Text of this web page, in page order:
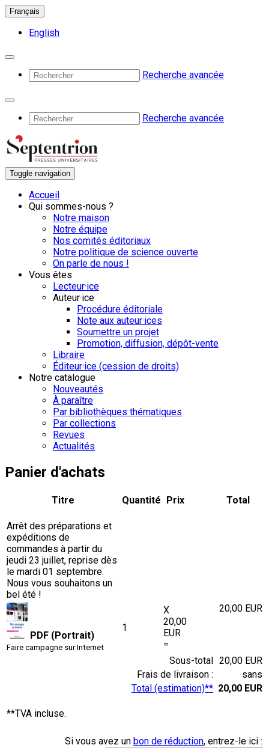
Français
English
Recherche avancée
Recherche avancée
Toggle navigation
Accueil
Qui sommes-nous ?
Notre maison
Notre équipe
Nos comités éditoriaux
Notre politique de science ouverte
On parle de nous !
Vous êtes
Lecteur·ice
Auteur·ice
Procédure éditoriale
Note aux auteur·ices
Soumettre un projet
Promotion, diffusion, dépôt-vente
Libraire
Éditeur·ice (cession de droits)
Notre catalogue
Nouveautés
À paraître
Par bibliothèques thématiques
Par collections
Revues
Actualités
Panier d'achats
Arrêt des préparations et
expéditions de
commandes à partir du
jeudi 23 juillet, reprise dès
le mardi 01 septembre.
Nous vous souhaitons un
bel été !
Titre Quantité Prix Total
PDF (Portrait)
Faire campagne sur Internet
1
X
20,00
EUR
=
20,00 EUR
Sous-total 20,00 EUR
Frais de livraison :
sans
Total (estimation)** 20,00 EUR
**TVA incluse.
Si vous avez un bon de réduction, entrez-le ici :